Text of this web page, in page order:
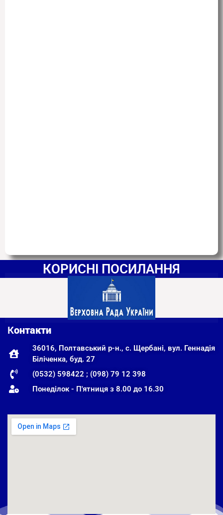
КОРИСНІ ПОСИЛАННЯ
Контакти
36016, Полтавський р-н., с. Щербані, вул. Геннадія
Біліченка, буд. 27
(0532) 598422 ; (098) 79 12 398
Понеділок - П'ятниця з 8.00 до 16.30